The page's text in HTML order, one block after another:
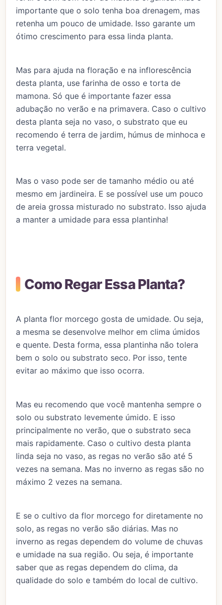
importante que o solo tenha boa drenagem, mas
retenha um pouco de umidade. Isso garante um
ótimo crescimento para essa linda planta.
Mas para ajuda na floração e na inflorescência
desta planta, use farinha de osso e torta de
mamona. Só que é importante fazer essa
adubação no verão e na primavera. Caso o cultivo
desta planta seja no vaso, o substrato que eu
recomendo é terra de jardim, húmus de minhoca e
terra vegetal.
Mas o vaso pode ser de tamanho médio ou até
mesmo em jardineira. E se possível use um pouco
de areia grossa misturado no substrato. Isso ajuda
a manter a umidade para essa plantinha!
Como Regar Essa Planta?
A planta flor morcego gosta de umidade. Ou seja,
a mesma se desenvolve melhor em clima úmidos
e quente. Desta forma, essa plantinha não tolera
bem o solo ou substrato seco. Por isso, tente
evitar ao máximo que isso ocorra.
Mas eu recomendo que você mantenha sempre o
solo ou substrato levemente úmido. E isso
principalmente no verão, que o substrato seca
mais rapidamente. Caso o cultivo desta planta
linda seja no vaso, as regas no verão são até 5
vezes na semana. Mas no inverno as regas são no
máximo 2 vezes na semana.
E se o cultivo da flor morcego for diretamente no
solo, as regas no verão são diárias. Mas no
inverno as regas dependem do volume de chuvas
e umidade na sua região. Ou seja, é importante
saber que as regas dependem do clima, da
qualidade do solo e também do local de cultivo.